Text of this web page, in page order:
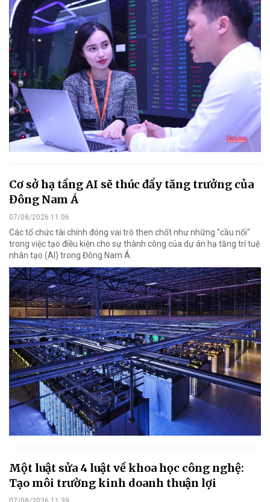
Cơ sở hạ tầng AI sẽ thúc đẩy tăng trưởng của
Đông Nam Á
07/08/2026 11:06
Các tổ chức tài chính đóng vai trò then chốt như những "cầu nối"
trong việc tạo điều kiện cho sự thành công của dự án hạ tầng trí tuệ
nhân tạo (AI) trong Đông Nam Á.
Một luật sửa 4 luật về khoa học công nghệ:
Tạo môi trường kinh doanh thuận lợi